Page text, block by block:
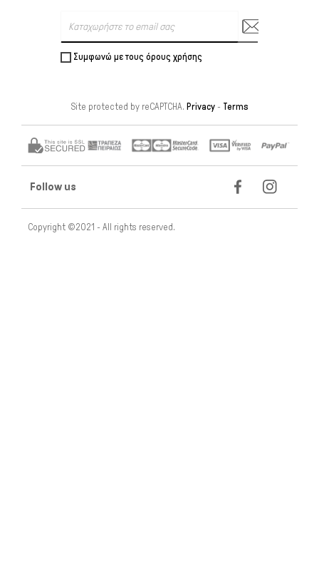
Συμφωνώ με τους όρους χρήσης
Site protected by reCAPTCHA. Privacy- Terms
Follow us
Copyright ©2021 - All rights reserved.